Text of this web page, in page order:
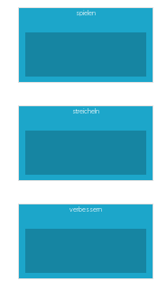
spielen
streicheln
verbessern